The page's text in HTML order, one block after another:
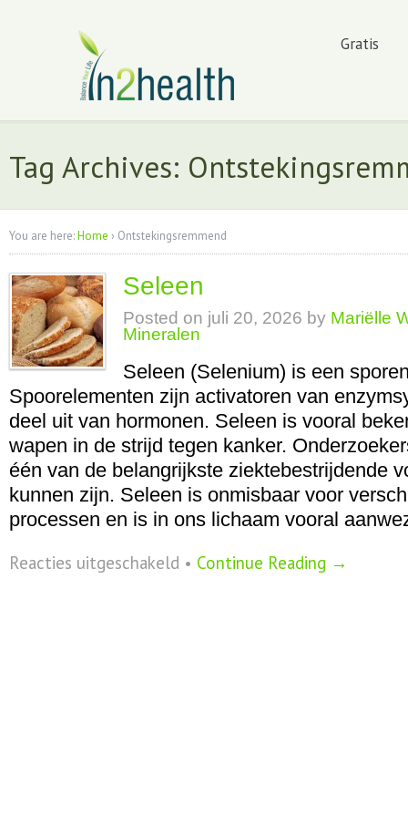
Gratis
Tag Archives:
You are here:Home › Ontstekingsremmend
Seleen
Posted on juli 20, 2026 by Mariëlle
Mineralen
Seleen (Selenium) is een
Spoorelementen zijn activatoren van
deel uit van hormonen. Seleen is vooral
wapen in de strijd tegen kanker.
één van de belangrijkste ziektebestrijdende
kunnen zijn. Seleen is onmisbaar voor
processen en is in ons lichaam vooral
Reacties uitgeschakeld voor
Seleen
• Continue Reading →